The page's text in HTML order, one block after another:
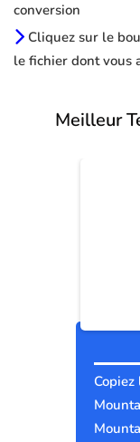
conversion
Cliquez sur le
le fichier dont vous
Meilleur